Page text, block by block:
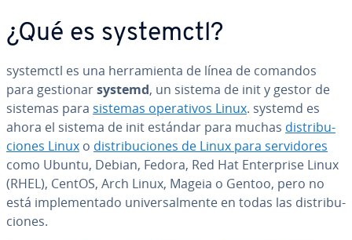
¿Qué es systemctl?
systemctl es una he­rra­mie­n­ta de línea de comandos
para gestionarsystemd, un sistema de init y gestor de
sistemas para sistemas ope­ra­ti­vos Linux. systemd es
ahora el sistema de init estándar para muchas di­s­tri­bu­
cio­nes Linux o di­s­tri­bu­cio­nes de Linux para se­r­vi­do­res
como Ubuntu, Debian, Fedora, Red Hat En­te­r­pri­se Linux
(RHEL), CentOS, Arch Linux, Mageia o Gentoo, pero no
está im­ple­me­n­ta­do uni­ve­r­sa­l­me­n­te en todas las di­s­tri­bu­
cio­nes.